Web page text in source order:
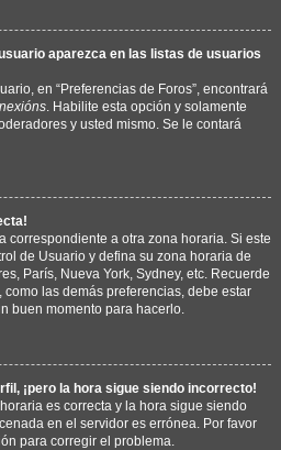
aparezca en las listas de usuarios
en “Preferencias de Foros”, encontrará
. Habilite esta opción y solamente
y usted mismo. Se le contará
correspondiente a otra zona horaria. Si este
de Usuario y defina su zona horaria de
París, Nueva York, Sydney, etc. Recuerde
las demás preferencias, debe estar
buen momento para hacerlo.
¡pero la hora sigue siendo incorrecto!
es correcta y la hora sigue siendo
en el servidor es errónea. Por favor
para corregir el problema.